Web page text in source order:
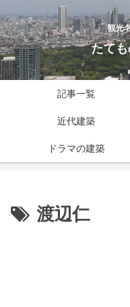
観光
たて
記事一覧
近代建築
ドラマの建築
渡辺仁